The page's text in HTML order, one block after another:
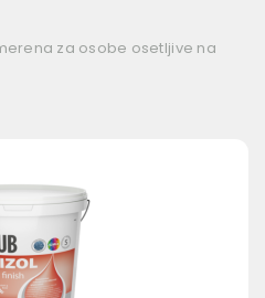
za osobe osetljive na